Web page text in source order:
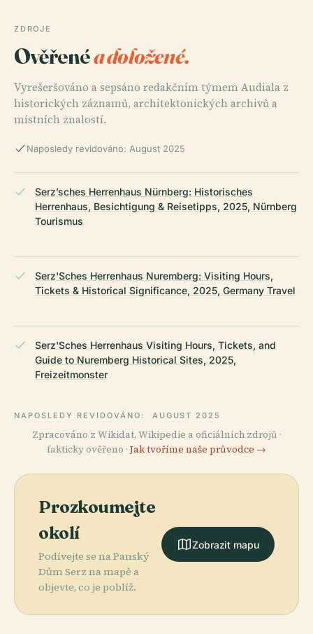
ZDROJE
Ověřenéa doložené.
Vyrešeršováno a sepsáno redakčním týmem Audiala z
historických záznamů, architektonických archivů a
místních znalostí.
Naposledy revidováno: August 2025
Serz’sches Herrenhaus Nürnberg: Historisches
Herrenhaus, Besichtigung & Reisetipps, 2025, Nürnberg
Tourismus
Serz'Sches Herrenhaus Nuremberg: Visiting Hours,
Tickets & Historical Significance, 2025, Germany Travel
Serz'Sches Herrenhaus Visiting Hours, Tickets, and
Guide to Nuremberg Historical Sites, 2025,
Freizeitmonster
NAPOSLEDY REVIDOVÁNO: AUGUST 2025
Zpracováno z Wikidat, Wikipedie a oficiálních zdrojů ·
fakticky ověřeno · Jak tvoříme naše průvodce →
Prozkoumejte
okolí
Podívejte se na Panský
Dům Serz na mapě a
objevte, co je poblíž.
Zobrazit mapu